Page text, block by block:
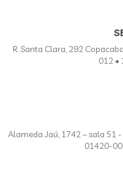
R. Santa Clara, 292
012 •
Alameda Jaú, 1742 – sala 51
01420-